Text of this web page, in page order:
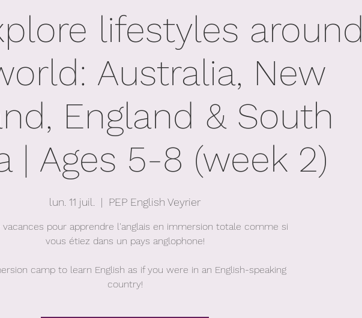
lifestyles around
Australia, New
England & South
| Ages 5-8 (week 2)
lun. 11 juil.
  |
PEP English Veyrier
vacances pour apprendre l'anglais en immersion totale comme si
vous étiez dans un pays anglophone!
camp to learn English as if you were in an English-speaking
country!